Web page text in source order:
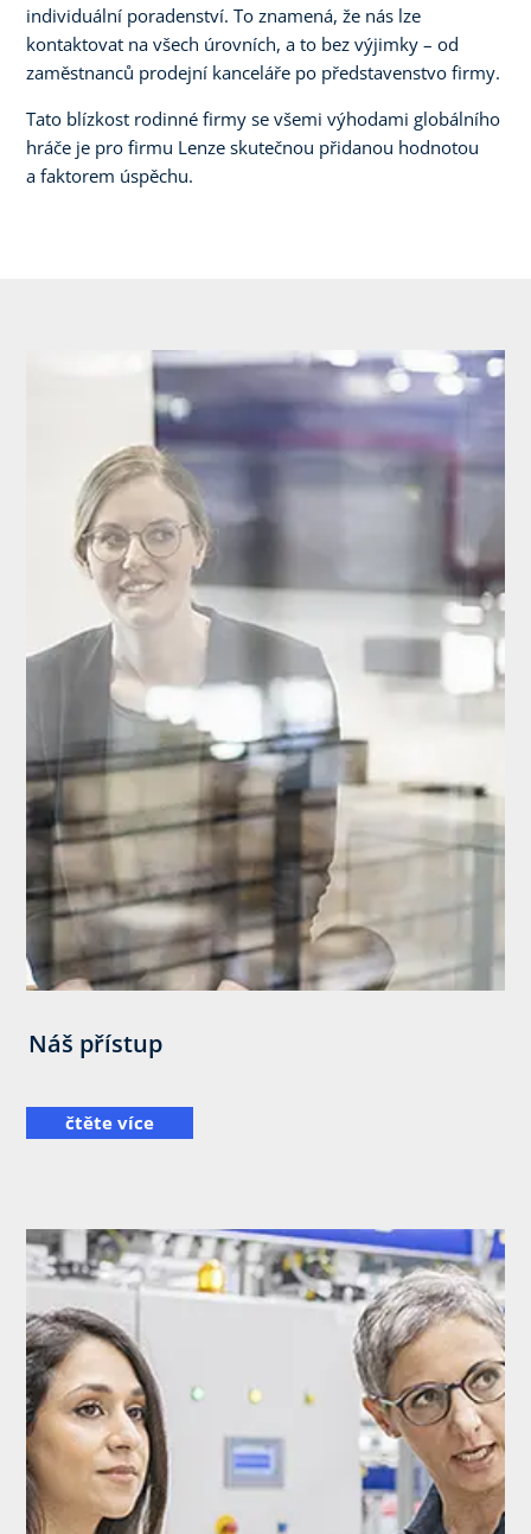
individuální poradenství. To znamená, že nás lze
kontaktovat na všech úrovních, a to bez výjimky – od
zaměstnanců prodejní kanceláře po představenstvo firmy.
Tato blízkost rodinné firmy se všemi výhodami globálního
hráče je pro firmu Lenze skutečnou přidanou hodnotou
a faktorem úspěchu.
Náš přístup
čtěte více